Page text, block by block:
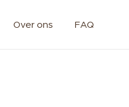
Over ons FAQ